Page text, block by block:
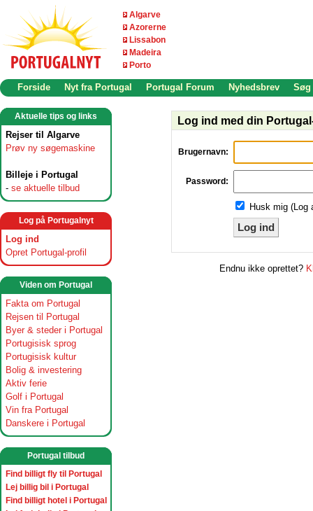
Algarve
Azorerne
Lissabon
Madeira
Porto
Forside Nyt fra Portugal Portugal Forum Nyhedsbrev Søg
Aktuelle tips og links
Rejser til Algarve
Prøv ny søgemaskine
Billeje i Portugal
- se aktuelle tilbud
Log på Portugalnyt
Log ind
Opret Portugal-profil
Viden om Portugal
Fakta om Portugal
Rejsen til Portugal
Byer & steder i Portugal
Portugisisk sprog
Portugisisk kultur
Bolig & investering
Aktiv ferie
Golf i Portugal
Vin fra Portugal
Danskere i Portugal
Portugal tilbud
Find billigt fly til Portugal
Lej billig bil i Portugal
Find billigt hotel i Portugal
Log ind med din
Brugernavn:
Password:
Husk mig (Log
Log ind
Endnu ikke oprettet?